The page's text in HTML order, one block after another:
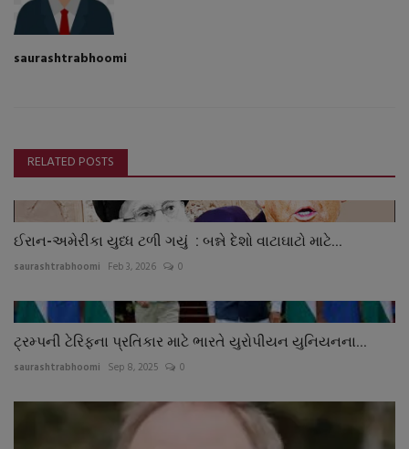
saurashtrabhoomi
RELATED POSTS
ઈરાન-અમેરીકા યુધ્ધ ટળી ગયું : બન્ને દેશો વાટાઘાટો માટે...
saurashtrabhoomi Feb 3, 2026 0
ટ્રમ્પની ટેરિફના પ્રતિકાર માટે ભારતે યુરોપીયન યુનિયનના...
saurashtrabhoomi Sep 8, 2025 0